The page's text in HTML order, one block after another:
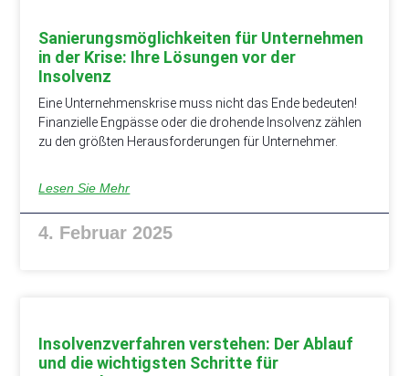
Sanierungsmöglichkeiten für Unternehmen
in der Krise: Ihre Lösungen vor der
Insolvenz
Eine Unternehmenskrise muss nicht das Ende bedeuten!
Finanzielle Engpässe oder die drohende Insolvenz zählen
zu den größten Herausforderungen für Unternehmer.
Lesen Sie Mehr
4. Februar 2025
Insolvenzverfahren verstehen: Der Ablauf
und die wichtigsten Schritte für